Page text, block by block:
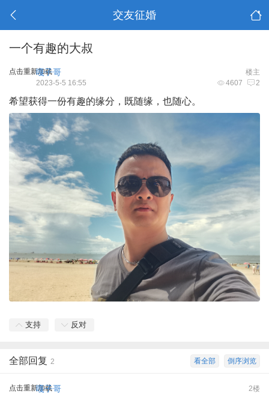
交友征婚
一个有趣的大叔
点击重新加载 楼主
嘎子哥
4607 2
2023-5-5 16:55
希望获得一份有趣的缘分，既随缘，也随心。
支持 反对
倒序浏览
看全部
全部回复 2
点击重新加载 2楼
嘎子哥